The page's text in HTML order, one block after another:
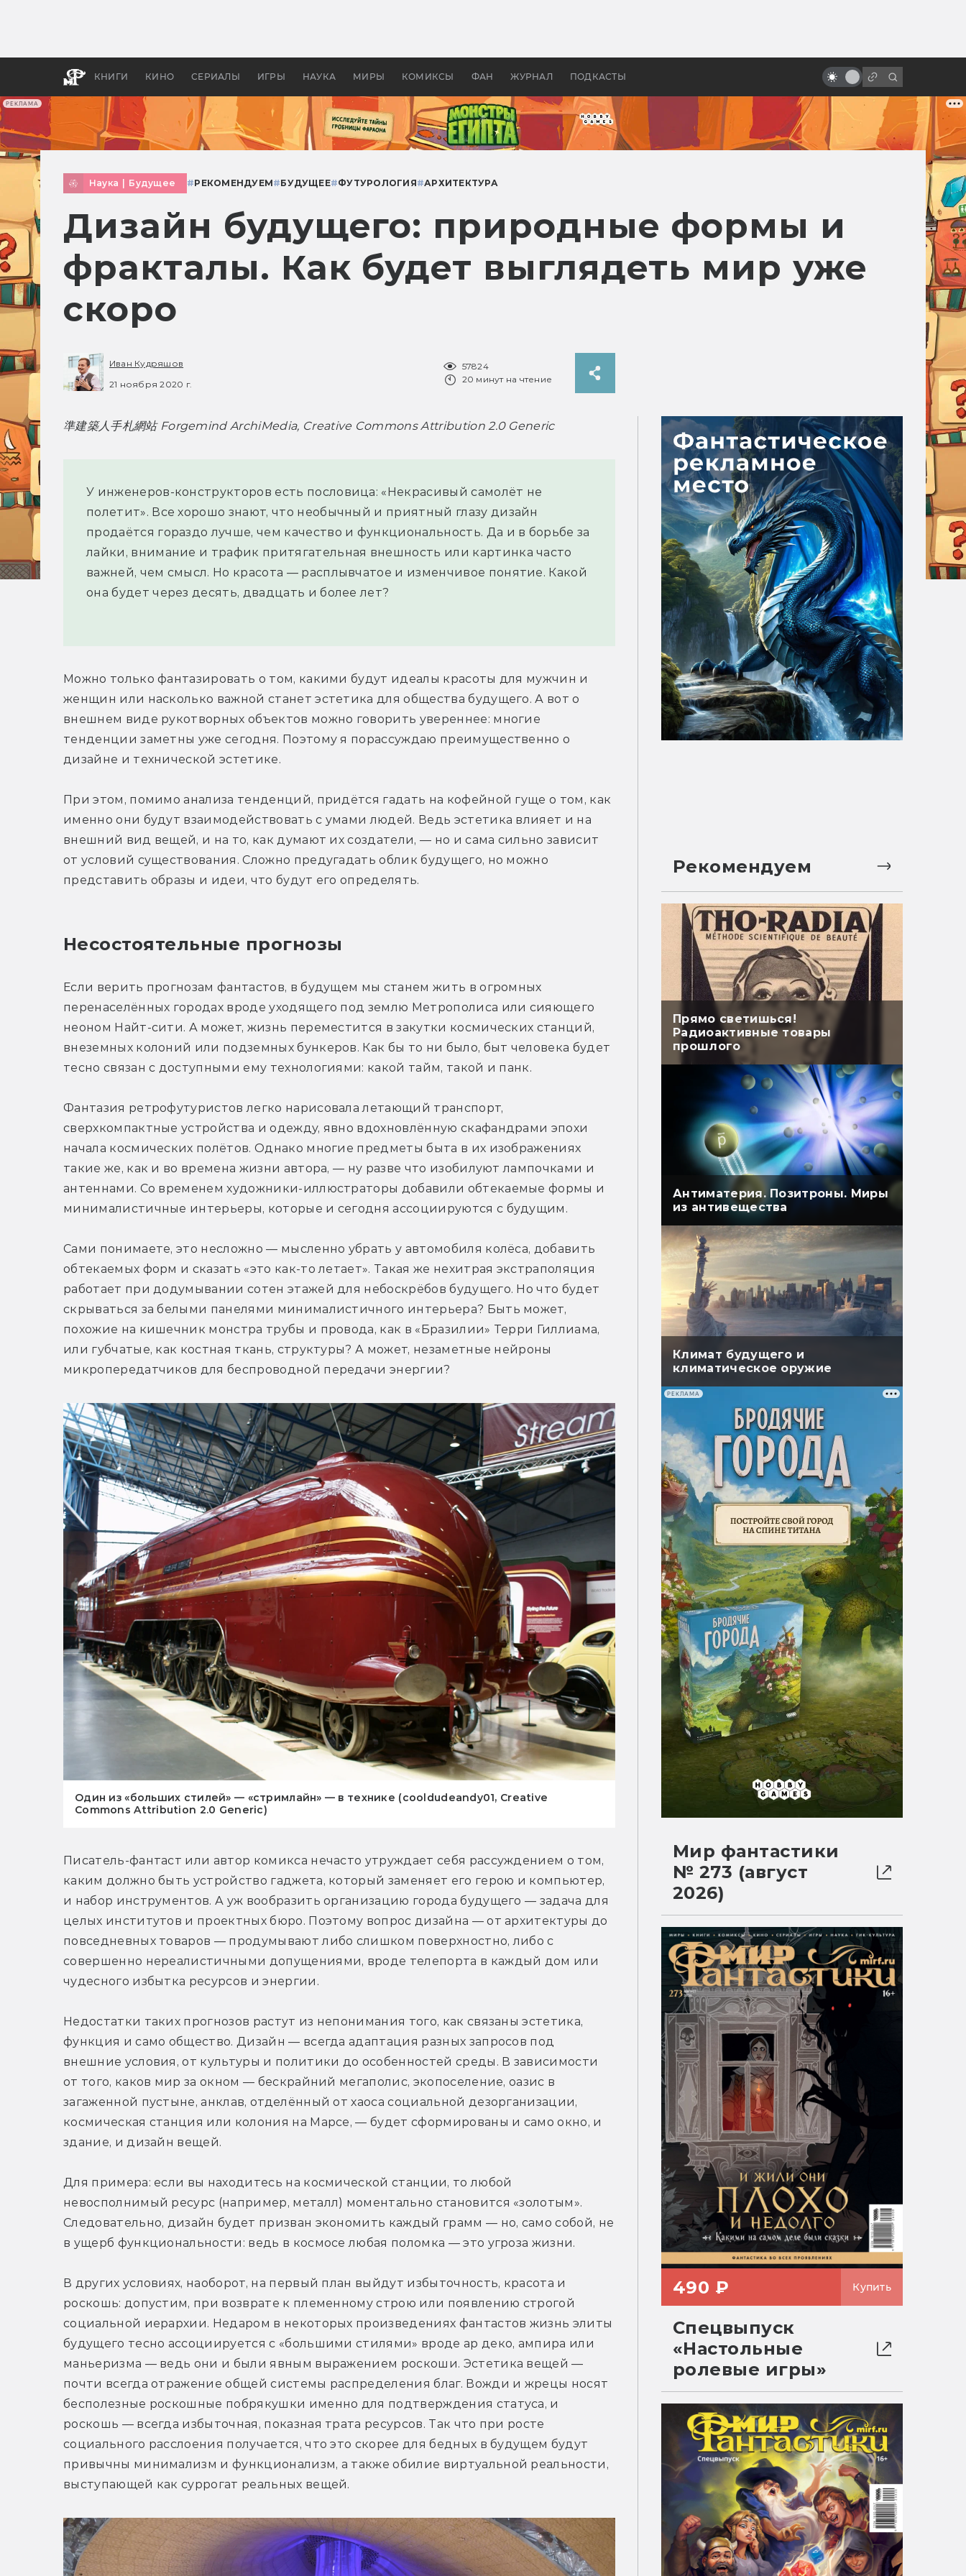
РЕКЛАМА
КНИГИ КИНО СЕРИАЛЫ ИГРЫ НАУКА МИРЫ КОМИКСЫ ФАН ЖУРНАЛ ПОДКАСТЫ
апокалипсис, в России —
бы «Властелина колец»
Silent Hill
Наука Будущее #РЕКОМЕНДУЕМ#БУДУЩЕЕ#ФУТУРОЛОГИЯ#АРХИТЕКТУРА
Дизайн будущего: природные формы и
фракталы. Как будет выглядеть мир уже
скоро
Иван Кудряшов
21 ноября 2020 г.
57824
20 минут на чтение
準建築人手札網站 Forgemind ArchiMedia, Creative Commons Attribution 2.0 Generic
У инженеров-конструкторов есть пословица: «Некрасивый самолёт не
полетит». Все хорошо знают, что необычный и приятный глазу дизайн
продаётся гораздо лучше, чем качество и функциональность. Да и в борьбе за
лайки, внимание и трафик притягательная внешность или картинка часто
важней, чем смысл. Но красота — расплывчатое и изменчивое понятие. Какой
она будет через десять, двадцать и более лет?
Можно только фантазировать о том, какими будут идеалы красоты для мужчин и
женщин или насколько важной станет эстетика для общества будущего. А вот о
внешнем виде рукотворных объектов можно говорить увереннее: многие
тенденции заметны уже сегодня. Поэтому я порассуждаю преимущественно о
дизайне и технической эстетике.
При этом, помимо анализа тенденций, придётся гадать на кофейной гуще о том, как
именно они будут взаимодействовать с умами людей. Ведь эстетика влияет и на
внешний вид вещей, и на то, как думают их создатели, — но и сама сильно зависит
от условий существования. Сложно предугадать облик будущего, но можно
представить образы и идеи, что будут его определять.
Несостоятельные прогнозы
Если верить прогнозам фантастов, в будущем мы станем жить в огромных
перенаселённых городах вроде уходящего под землю Метрополиса или сияющего
неоном Найт-сити. А может, жизнь переместится в закутки космических станций,
внеземных колоний или подземных бункеров. Как бы то ни было, быт человека будет
тесно связан с доступными ему технологиями: какой тайм, такой и панк.
Фантазия ретрофутуристов легко нарисовала летающий транспорт,
сверхкомпактные устройства и одежду, явно вдохновлённую скафандрами эпохи
начала космических полётов. Однако многие предметы быта в их изображениях
такие же, как и во времена жизни автора, — ну разве что изобилуют лампочками и
антеннами. Со временем художники-иллюстраторы добавили обтекаемые формы и
минималистичные интерьеры, которые и сегодня ассоциируются с будущим.
Сами понимаете, это несложно — мысленно убрать у автомобиля колёса, добавить
обтекаемых форм и сказать «это как-то летает». Такая же нехитрая экстраполяция
работает при додумывании сотен этажей для небоскрёбов будущего. Но что будет
скрываться за белыми панелями минималистичного интерьера? Быть может,
похожие на кишечник монстра трубы и провода, как в «Бразилии» Терри Гиллиама,
или губчатые, как костная ткань, структуры? А может, незаметные нейроны
микропередатчиков для беспроводной передачи энергии?
Один из «больших стилей» — «стримлайн» — в технике (cooldudeandy01, Creative
Commons Attribution 2.0 Generic)
Писатель-фантаст или автор комикса нечасто утруждает себя рассуждением о том,
каким должно быть устройство гаджета, который заменяет его герою и компьютер,
и набор инструментов. А уж вообразить организацию города будущего — задача для
целых институтов и проектных бюро. Поэтому вопрос дизайна — от архитектуры до
повседневных товаров — продумывают либо слишком поверхностно, либо с
совершенно нереалистичными допущениями, вроде телепорта в каждый дом или
чудесного избытка ресурсов и энергии.
Недостатки таких прогнозов растут из непонимания того, как связаны эстетика,
функция и само общество. Дизайн — всегда адаптация разных запросов под
внешние условия, от культуры и политики до особенностей среды. В зависимости
от того, каков мир за окном — бескрайний мегаполис, экопоселение, оазис в
загаженной пустыне, анклав, отделённый от хаоса социальной дезорганизации,
космическая станция или колония на Марсе, — будет сформированы и само окно, и
здание, и дизайн вещей.
Для примера: если вы находитесь на космической станции, то любой
невосполнимый ресурс (например, металл) моментально становится «золотым».
Следовательно, дизайн будет призван экономить каждый грамм — но, само собой, не
в ущерб функциональности: ведь в космосе любая поломка — это угроза жизни.
В других условиях, наоборот, на первый план выйдут избыточность, красота и
роскошь: допустим, при возврате к племенному строю или появлению строгой
социальной иерархии. Недаром в некоторых произведениях фантастов жизнь элиты
будущего тесно ассоциируется с «большими стилями» вроде ар деко, ампира или
маньеризма — ведь они и были явным выражением роскоши. Эстетика вещей —
почти всегда отражение общей системы распределения благ. Вожди и жрецы носят
бесполезные роскошные побрякушки именно для подтверждения статуса, и
роскошь — всегда избыточная, показная трата ресурсов. Так что при росте
социального расслоения получается, что это скорее для бедных в будущем будут
привычны минимализм и функционализм, а также обилие виртуальной реальности,
выступающей как суррогат реальных вещей.
Рекомендуем
Прямо светишься!
Радиоактивные товары
прошлого
Антиматерия. Позитроны. Миры
из антивещества
Климат будущего и
климатическое оружие
РЕКЛАМА
Мир фантастики
№ 273 (август
2026)
490 ₽ Купить
Спецвыпуск
«Настольные
ролевые игры»